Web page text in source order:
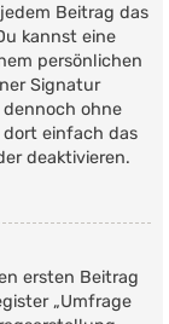
Beitrag das
kannst eine
persönlichen
Signatur
ohne
einfach das
deaktivieren.
ersten Beitrag
„Umfrage